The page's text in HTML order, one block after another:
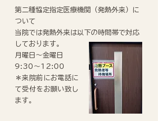
第二種協定指定医療機関（発熱外来）に
ついて
当院では発熱外来は以下の時間帯で対応
しております。
月曜日～金曜日
9:30～12:00
＊来院前にお電話に
て受付をお願い致し
ます。